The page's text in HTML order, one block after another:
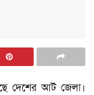
দেশের আট জেলা।